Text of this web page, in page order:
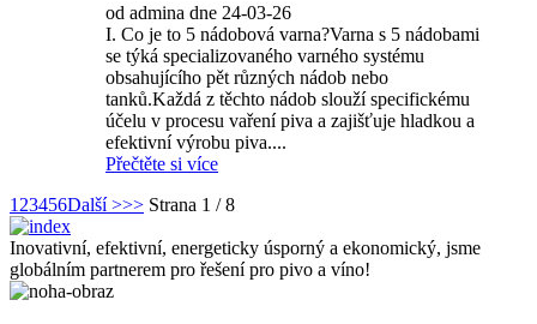
od admina dne 24-03-26
I. Co je to 5 nádobová varna?Varna s 5 nádobami
se týká specializovaného varného systému
obsahujícího pět různých nádob nebo
tanků.Každá z těchto nádob slouží specifickému
účelu v procesu vaření piva a zajišťuje hladkou a
efektivní výrobu piva....
Přečtěte si více
1 23456Další >>> Strana 1 / 8
Inovativní, efektivní, energeticky úsporný a ekonomický, jsme
globálním partnerem pro řešení pro pivo a víno!